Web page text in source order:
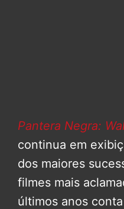
Pantera Negra:
continua em
dos maiores
filmes mais
últimos anos